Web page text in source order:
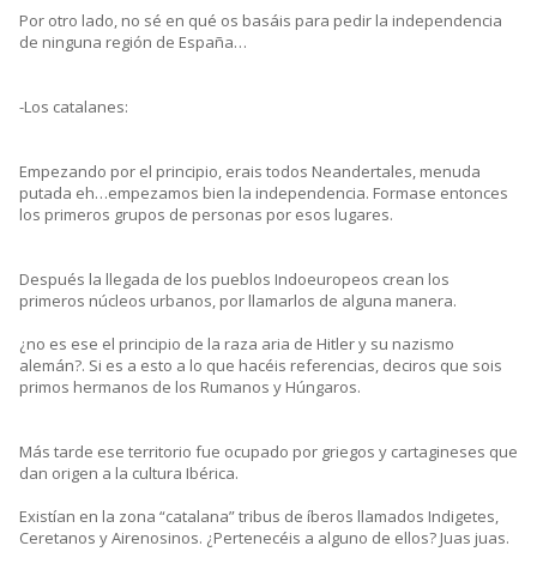
Por otro lado, no sé en qué os basáis para pedir la independencia
de ninguna región de España…
-Los catalanes:
Empezando por el principio, erais todos Neandertales, menuda
putada eh…empezamos bien la independencia. Formase entonces
los primeros grupos de personas por esos lugares.
Después la llegada de los pueblos Indoeuropeos crean los
primeros núcleos urbanos, por llamarlos de alguna manera.
¿no es ese el principio de la raza aria de Hitler y su nazismo
alemán?. Si es a esto a lo que hacéis referencias, deciros que sois
primos hermanos de los Rumanos y Húngaros.
Más tarde ese territorio fue ocupado por griegos y cartagineses que
dan origen a la cultura Ibérica.
Existían en la zona “catalana” tribus de íberos llamados Indigetes,
Ceretanos y Airenosinos. ¿Pertenecéis a alguno de ellos? Juas juas.